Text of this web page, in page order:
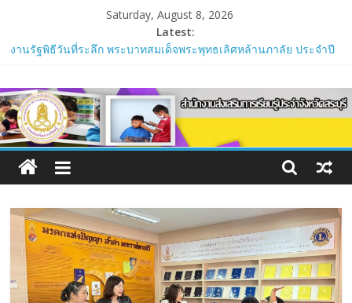
content
Saturday, August 8, 2026
Latest:
งานรัฐพิธีวันที่ระลึก พระบาทสมเด็จพระพุทธเลิศหล้านภาลัย ประจำปี
พัฒนาการศึกษาและจัดทำแผนพัฒนาการศึกษากลุ่มจังหวัดภาคกลาง
ตอนบน (พ.ศ.2566-2570) ฉบับทบทวน ประจําปีงบประมาณ พ.ศ.2569
และแผนปฏิบัติการด้านการศึกษากลุ่มจังหวัดภาคกลางตอนบน ประจํา
ปีงบประมาณ พ.ศ.2571
การประชุมการแข่งขันตอบคำถามหนังสือพระราชนิพนธ์ กลุ่ม
เจ้าพระยาป่าสัก ผ่านระบบออนไลน์ และดำเนินการจัดการแข่งขันตอบ
คำถามหนังสือพระราชนิพนธ์ของสมเด็จพระกนิษฐาธิราชเจ้า กรม
สมเด็จพระเทพรัตนราชสุดาฯ สยามบรมราชกุมารี ระดับกลุ่ม
เจ้าพระยาป่าสัก
การพัฒนาบุคลากรในสังกัด ตามข้อตกลงความร่วมมือ
(Memorandum of Understanding : MOU) ด้านการจัดการศึกษา การ
พัฒนาบุคลากร และความร่วมมือด้านวิชาการ
สำนักงาน
ส่ง
เสริม
การ
เรียน